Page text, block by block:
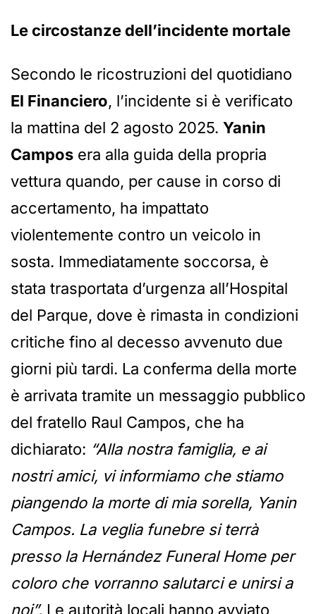
Le circostanze dell’incidente mortale
Secondo le ricostruzioni del quotidiano
El Financiero, l’incidente si è verificato
la mattina del 2 agosto 2025. Yanin
Campos era alla guida della propria
vettura quando, per cause in corso di
accertamento, ha impattato
violentemente contro un veicolo in
sosta. Immediatamente soccorsa, è
stata trasportata d’urgenza all’Hospital
del Parque, dove è rimasta in condizioni
critiche fino al decesso avvenuto due
giorni più tardi. La conferma della morte
è arrivata tramite un messaggio pubblico
del fratello Raul Campos, che ha
dichiarato: “Alla nostra famiglia, e ai
nostri amici, vi informiamo che stiamo
piangendo la morte di mia sorella, Yanin
Campos. La veglia funebre si terrà
presso la Hernández Funeral Home per
coloro che vorranno salutarci e unirsi a
noi”. Le autorità locali hanno avviato